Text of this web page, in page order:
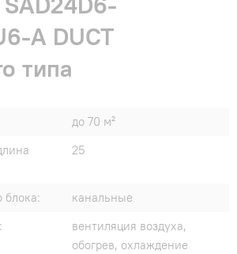
A DUCT
типа
до 70 м²
25
блока:
канальные
вентиляция воздуха,
обогрев, охлаждение